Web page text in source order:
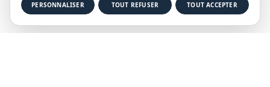
PERSONNALISER TOUT REFUSER TOUT ACCEPTER